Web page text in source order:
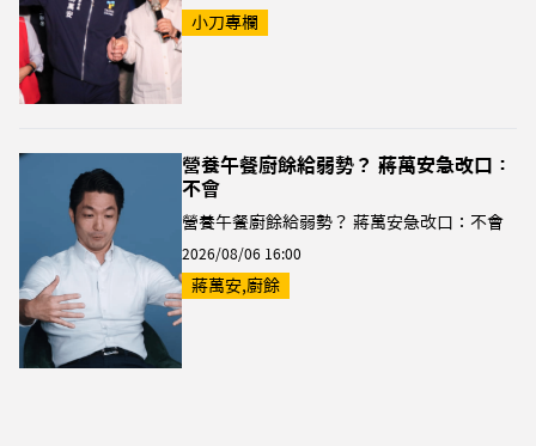
小刀專欄
營養午餐廚餘給弱勢？ 蔣萬安急改口：
不會
營養午餐廚餘給弱勢？ 蔣萬安急改口：不會
2026/08/06 16:00
蔣萬安,廚餘